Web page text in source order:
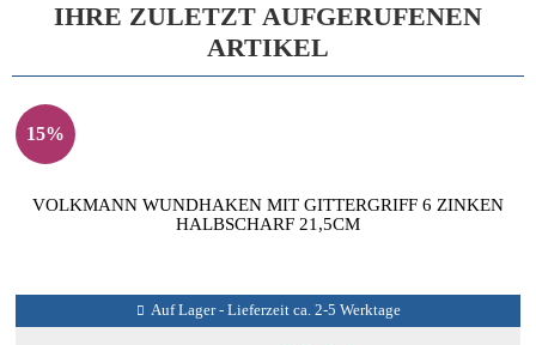
IHRE ZULETZT AUFGERUFENEN
ARTIKEL
15%
VOLKMANN WUNDHAKEN MIT GITTERGRIFF 6 ZINKEN
HALBSCHARF 21,5CM
Auf Lager - Lieferzeit ca. 2-5 Werktage